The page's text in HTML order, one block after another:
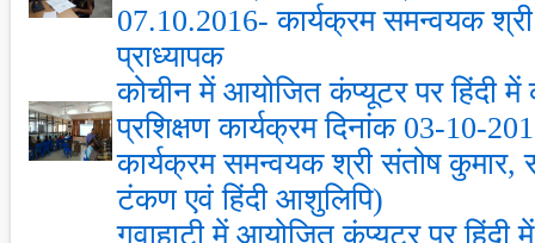
07.10.2016- कार्यक्रम समन्‍वयक श्री
प्राध्‍यापक
कोचीन में आयोजित कंप्‍यूटर पर हिंदी
प्रशिक्षण कार्यक्रम दिनांक 03-10-
कार्यक्रम समन्‍वयक श्री संतोष कुमार,
टंकण एवं हिंदी आशुलिपि)
गुवाहाटी में आयोजित कंप्‍यूटर पर